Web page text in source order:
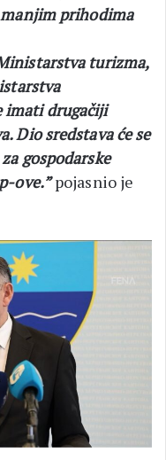
prihodima
turizma,
imati drugačiji
Dio sredstava će se
gospodarske
ove.”pojasnio je